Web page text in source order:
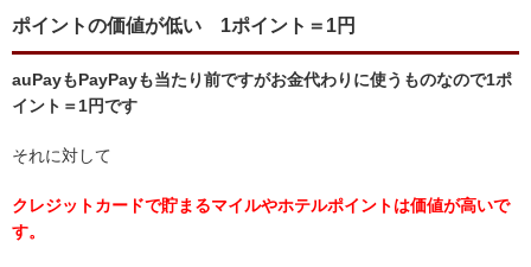
ポイントの価値が低い 1ポイント＝1円
auPayもPayPayも当たり前ですがお金代わりに使うものなので1ポ
イント＝1円です
それに対して
クレジットカードで貯まるマイルやホテルポイントは価値が高いで
す。